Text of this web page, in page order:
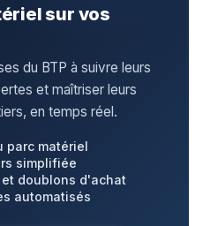
sur vos
du BTP à suivre leurs
et maîtriser leurs
en temps réel.
parc matériel
simplifiée
doublons d'achat
automatisés